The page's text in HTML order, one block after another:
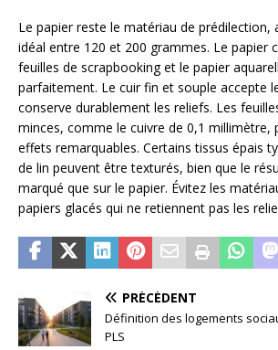
Le papier reste le matériau de prédilection,
idéal entre 120 et 200 grammes. Le papier
feuilles de scrapbooking et le papier
parfaitement. Le cuir fin et souple accepte
conserve durablement les reliefs. Les
minces, comme le cuivre de 0,1 millimètre,
effets remarquables. Certains tissus épais
de lin peuvent être texturés, bien que le
marqué que sur le papier. Évitez les
papiers glacés qui ne retiennent pas les
PRÉCÉDENT
Définition des logements
PLS